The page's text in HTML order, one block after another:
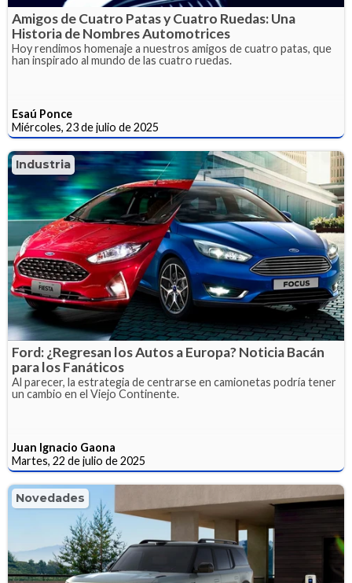
Amigos de Cuatro Patas y Cuatro Ruedas: Una
Historia de Nombres Automotrices
Hoy rendimos homenaje a nuestros amigos de cuatro patas, que
han inspirado al mundo de las cuatro ruedas.
Esaú Ponce
Miércoles, 23 de julio de 2025
Industria
Ford: ¿Regresan los Autos a Europa? Noticia Bacán
para los Fanáticos
Al parecer, la estrategia de centrarse en camionetas podría tener
un cambio en el Viejo Continente.
Juan Ignacio Gaona
Martes, 22 de julio de 2025
Novedades